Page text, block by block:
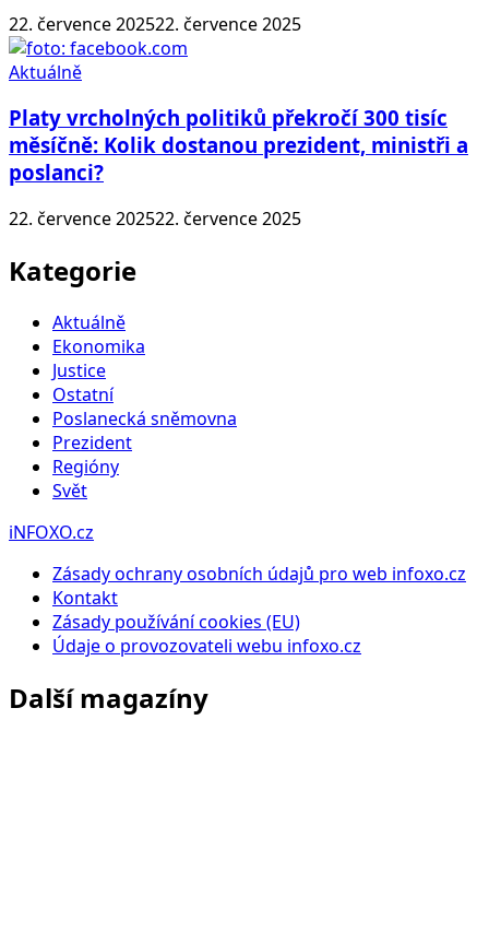
22. července 202522. července 2025
Aktuálně
Platy vrcholných politiků překročí 300 tisíc
měsíčně: Kolik dostanou prezident, ministři a
poslanci?
22. července 202522. července 2025
Kategorie
Aktuálně
Ekonomika
Justice
Ostatní
Poslanecká sněmovna
Prezident
Regióny
Svět
iNFOXO.cz
Zásady ochrany osobních údajů pro web infoxo.cz
Kontakt
Zásady používání cookies (EU)
Údaje o provozovateli webu infoxo.cz
Další magazíny